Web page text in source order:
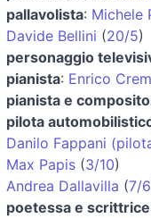
pallavolista: Michele
Davide Bellini (20/5)
personaggio
pianista: Enrico
pianista e
pilota
Danilo Fappani
Max Papis (3/10)
Andrea Dallavilla (7/6
poetessa e scrittrice